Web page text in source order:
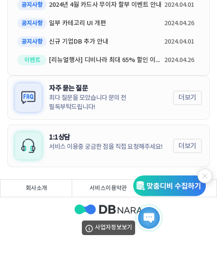
공지사항 2024년 4월 카드사 무이자 할부 이벤트 안내 2024.04.01
공지사항 일부 카테고리 UI 개편 2024.04.26
공지사항 신규 기업DB 추가 안내 2024.04.01
이벤트 [리뉴얼행사] 디비나라 최대 65% 할인 이벤트 2024.04.26
자주 묻는 질문
최다 질문을 모았습니다 문의 전
필독부탁드립니다!
더보기
1:1상담
서비스 이용중 궁금한 점을 직접 요청해주세요! 더보기
회사소개 서비스이용약관 개인정보처리방침
사업자정보보기